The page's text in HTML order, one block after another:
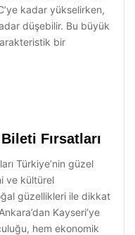
kadar yükselirken,
düşebilir. Bu büyük
bir
Fırsatları
Türkiye’nin güzel
ve kültürel
güzellikleri ile dikkat
Kayseri’ye
hem ekonomik